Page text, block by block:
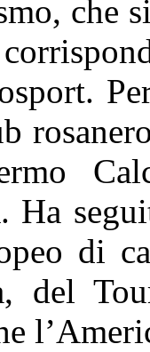
che
Ha
di
del